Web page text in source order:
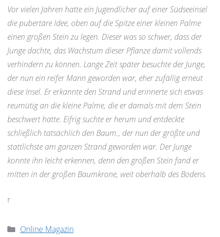
Vor vielen Jahren hatte ein Jugendlicher auf einer Südseeinsel
die pubertäre Idee, oben auf die Spitze einer kleinen Palme
einen großen Stein zu legen. Dieser was so schwer, dass der
Junge dachte, das Wachstum dieser Pflanze damit vollends
verhindern zu können. Lange Zeit später besuchte der Junge,
der nun ein reifer Mann geworden war, eher zufällig erneut
diese Insel. Er erkannte den Strand und erinnerte sich etwas
reumütig an die kleine Palme, die er damals mit dem Stein
beschwert hatte. Eifrig suchte er herum und entdeckte
schließlich tatsächlich den Baum., der nun der größte und
stattlichste am ganzen Strand geworden war. Der Junge
konnte ihn leicht erkennen, denn den großen Stein fand er
mitten in der großen Baumkrone, weit oberhalb des Bodens.
r
Kategorien
Online Magazin